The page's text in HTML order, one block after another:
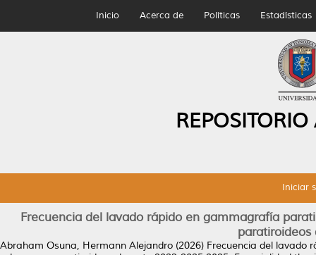
Inicio Acerca de Políticas Estadísticas
Iniciar
Frecuencia del lavado rápido en gammagrafía
paratiroideos
Abraham Osuna, Hermann Alejandro (2026) Frecuencia del lavado